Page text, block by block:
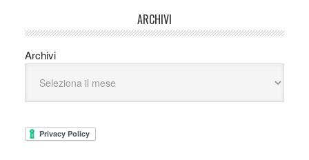
ARCHIVI
Archivi